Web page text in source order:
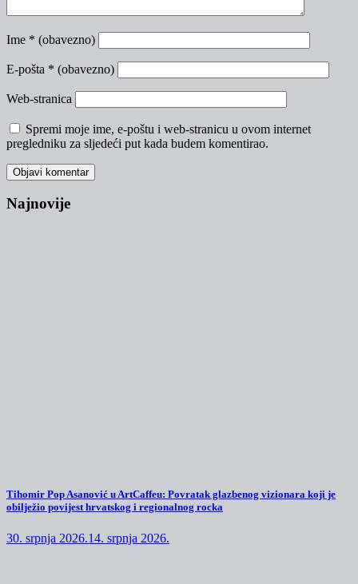
Ime * (obavezno)
E-pošta * (obavezno)
Web-stranica
Spremi moje ime, e-poštu i web-stranicu u ovom internet
pregledniku za sljedeći put kada budem komentirao.
Najnovije
Tihomir Pop Asanović u ArtCaffeu: Povratak glazbenog vizionara koji je
obilježio povijest hrvatskog i regionalnog rocka
30. srpnja 2026.14. srpnja 2026.